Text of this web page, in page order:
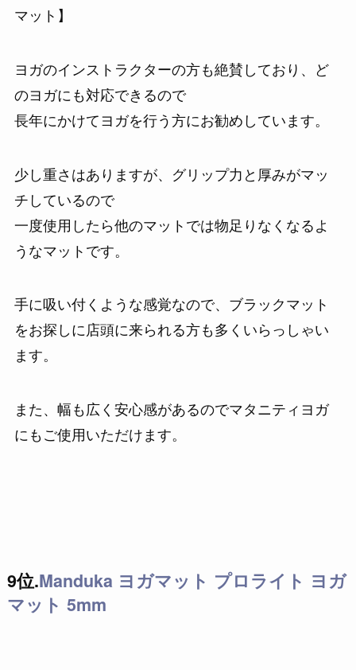
マット】
ヨガのインストラクターの方も絶賛しており、ど
のヨガにも対応できるので
長年にかけてヨガを行う方にお勧めしています。
少し重さはありますが、グリップ力と厚みがマッ
チしているので
一度使用したら他のマットでは物足りなくなるよ
うなマットです。
手に吸い付くような感覚なので、ブラックマット
をお探しに店頭に来られる方も多くいらっしゃい
ます。
また、幅も広く安心感があるのでマタニティヨガ
にもご使用いただけます。
9位.Manduka ヨガマット プロライト ヨガ
マット 5mm